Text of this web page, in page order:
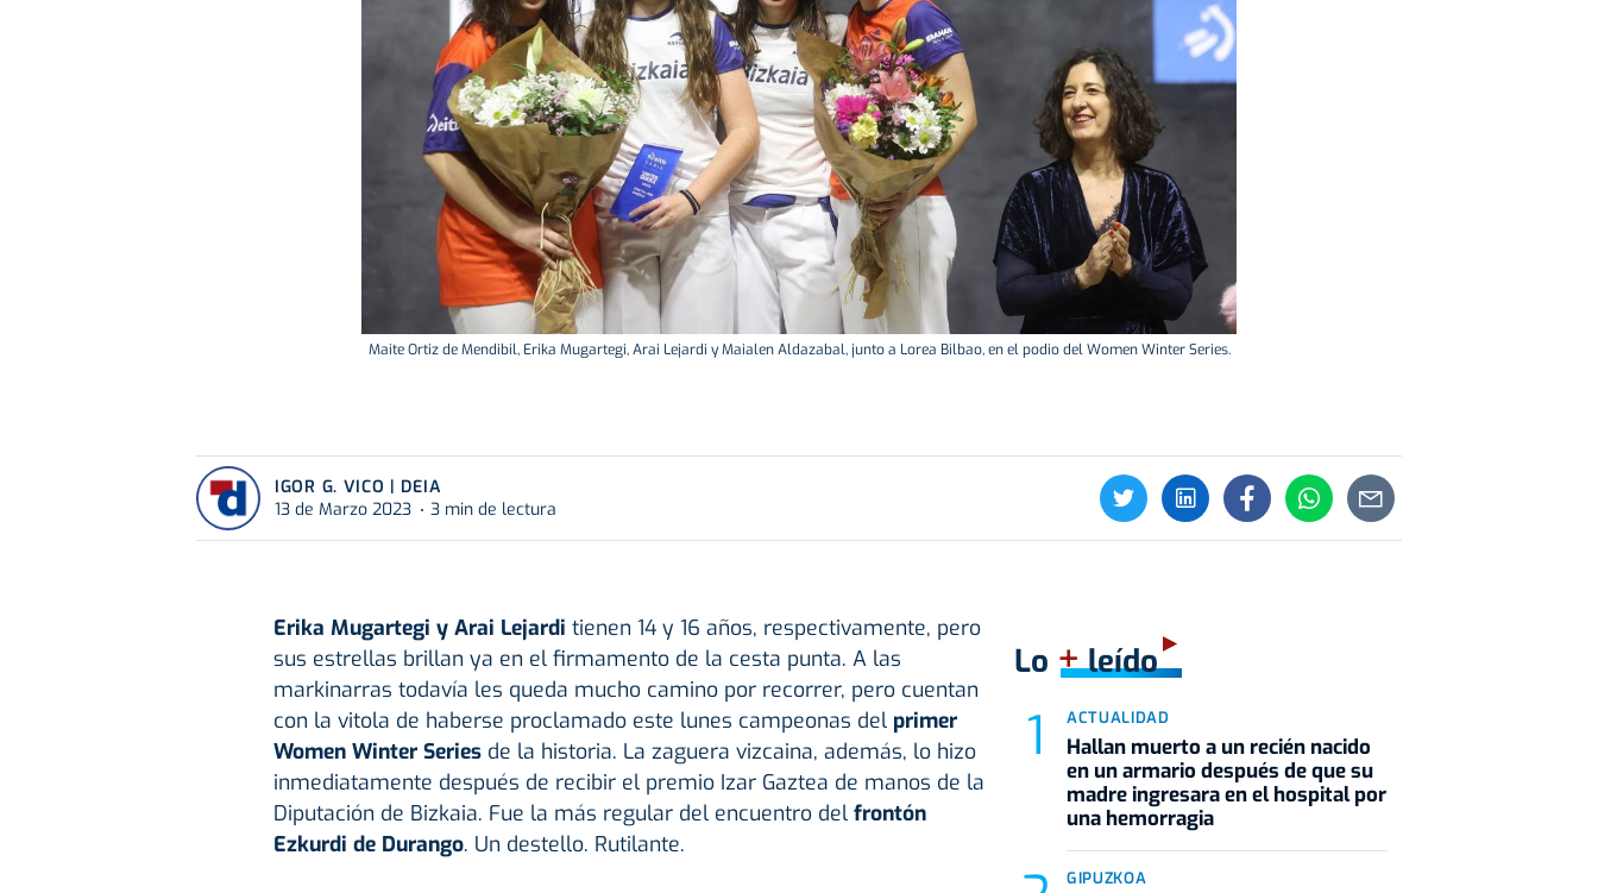
Maite Ortiz de Mendibil, Erika Mugartegi, Arai Lejardi y Maialen Aldazabal, junto a Lorea Bilbao, en el podio del Women Winter Series.
IGOR G. VICO | DEIA
13 de Marzo 2023
3 min de lectura
Erika Mugartegi y Arai Lejardi tienen 14 y 16 años, respectivamente, pero
sus estrellas brillan ya en el firmamento de la cesta punta. A las
markinarras todavía les queda mucho camino por recorrer, pero cuentan
con la vitola de haberse proclamado este lunes campeonas del primer
Women Winter Series de la historia. La zaguera vizcaina, además, lo hizo
inmediatamente después de recibir el premio Izar Gaztea de manos de la
Diputación de Bizkaia. Fue la más regular del encuentro del frontón
Ezkurdi de Durango. Un destello. Rutilante.
Lo +leído
ACTUALIDAD
Hallan muerto a un recién nacido
en un armario después de que su
madre ingresara en el hospital por
una hemorragia
GIPUZKOA